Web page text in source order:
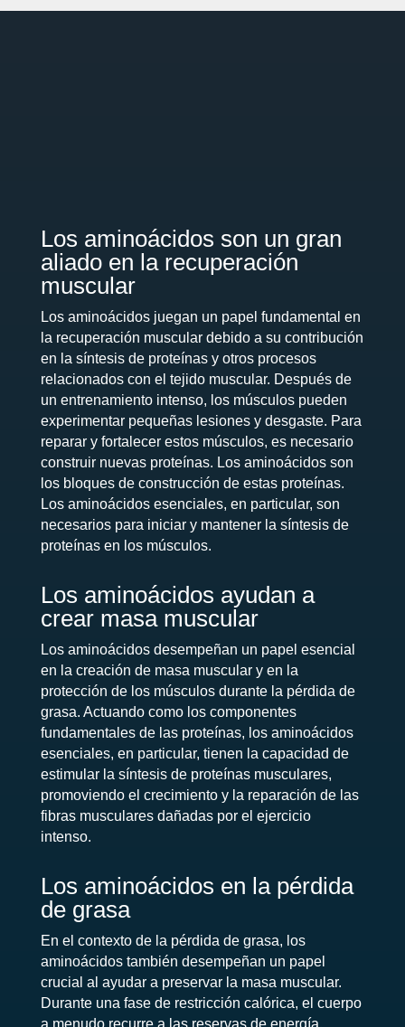
Los aminoácidos son un gran
aliado en la recuperación
muscular
Los aminoácidos juegan un papel fundamental en
la recuperación muscular debido a su contribución
en la síntesis de proteínas y otros procesos
relacionados con el tejido muscular. Después de
un entrenamiento intenso, los músculos pueden
experimentar pequeñas lesiones y desgaste. Para
reparar y fortalecer estos músculos, es necesario
construir nuevas proteínas. Los aminoácidos son
los bloques de construcción de estas proteínas.
Los aminoácidos esenciales, en particular, son
necesarios para iniciar y mantener la síntesis de
proteínas en los músculos.
Los aminoácidos ayudan a
crear masa muscular
Los aminoácidos desempeñan un papel esencial
en la creación de masa muscular y en la
protección de los músculos durante la pérdida de
grasa. Actuando como los componentes
fundamentales de las proteínas, los aminoácidos
esenciales, en particular, tienen la capacidad de
estimular la síntesis de proteínas musculares,
promoviendo el crecimiento y la reparación de las
fibras musculares dañadas por el ejercicio
intenso.
Los aminoácidos en la pérdida
de grasa
En el contexto de la pérdida de grasa, los
aminoácidos también desempeñan un papel
crucial al ayudar a preservar la masa muscular.
Durante una fase de restricción calórica, el cuerpo
a menudo recurre a las reservas de energía,